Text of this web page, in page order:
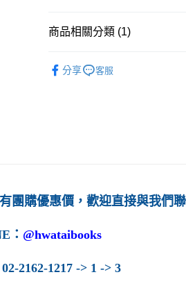
每筆NT$60
商品相關分類 (1)
分享
客服
團購優惠價，歡迎直接與我們聯
： @hwataibooks
02-2162-1217 -> 1 -> 3